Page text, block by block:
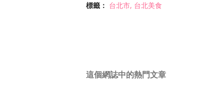
標籤： 台北市 台北美食
這個網誌中的熱門文章